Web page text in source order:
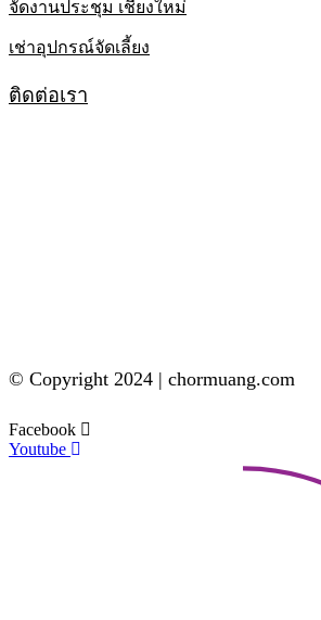
จัดงานประชุม เชียงใหม่
เช่าอุปกรณ์จัดเลี้ยง
ติดต่อเรา
© Copyright 2024 | chormuang.com
Facebook
Youtube